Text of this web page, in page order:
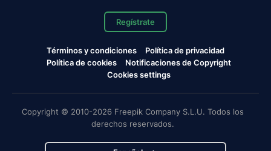
Regístrate
Términos y condiciones
Política de privacidad
Política de cookies
Notificaciones de Copyright
Cookies settings
Copyright © 2010-2026 Freepik Company S.L.U. Todos los
derechos reservados.